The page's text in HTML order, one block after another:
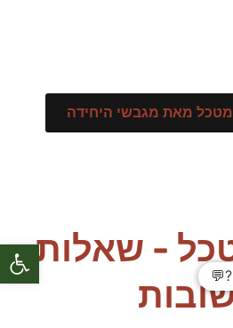
פתח
מאת מגבשי היחידה
- שאלות